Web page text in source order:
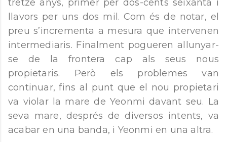
tretze anys, primer per dos-cents seixanta i
llavors per uns dos mil. Com és de notar, el
preu s’incrementa a mesura que intervenen
intermediaris. Finalment pogueren allunyar-
se de la frontera cap als seus nous
propietaris. Però els problemes van
continuar, fins al punt que el nou propietari
va violar la mare de Yeonmi davant seu. La
seva mare, després de diversos intents, va
acabar en una banda, i Yeonmi en una altra.